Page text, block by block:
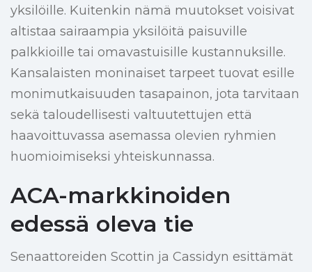
yksilöille. Kuitenkin nämä muutokset voisivat
altistaa sairaampia yksilöitä paisuville
palkkioille tai omavastuisille kustannuksille.
Kansalaisten moninaiset tarpeet tuovat esille
monimutkaisuuden tasapainon, jota tarvitaan
sekä taloudellisesti valtuutettujen että
haavoittuvassa asemassa olevien ryhmien
huomioimiseksi yhteiskunnassa.
ACA-markkinoiden
edessä oleva tie
Senaattoreiden Scottin ja Cassidyn esittämät